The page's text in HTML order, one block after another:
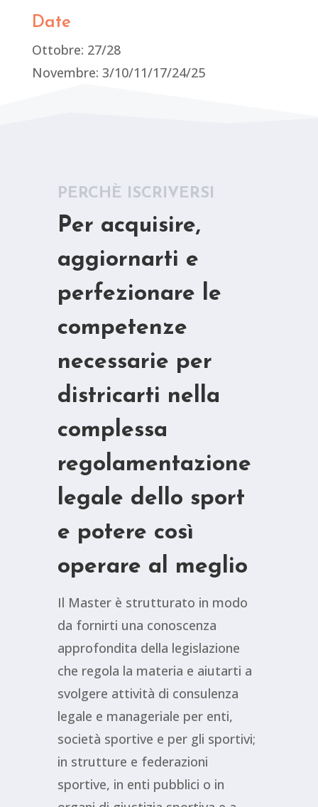
Date
Ottobre: 27/28
Novembre: 3/10/11/17/24/25
PERCHÈ ISCRIVERSI
Per acquisire,
aggiornarti e
perfezionare le
competenze
necessarie per
districarti nella
complessa
regolamentazione
legale dello sport
e potere così
operare al meglio
Il Master è strutturato in modo
da fornirti una conoscenza
approfondita della legislazione
che regola la materia e aiutarti a
svolgere attività di consulenza
legale e manageriale per enti,
società sportive e per gli sportivi;
in strutture e federazioni
sportive, in enti pubblici o in